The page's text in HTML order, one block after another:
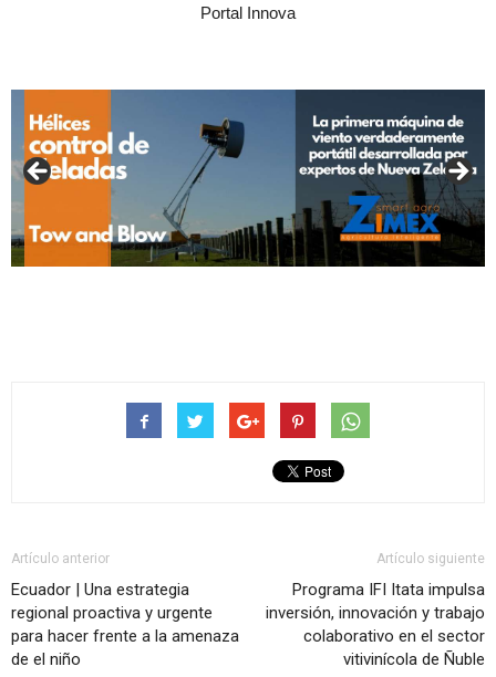
Portal Innova
Artículo anterior
Ecuador | Una estrategia
regional proactiva y urgente
para hacer frente a la amenaza
de el niño
Artículo siguiente
Programa IFI Itata impulsa
inversión, innovación y trabajo
colaborativo en el sector
vitivinícola de Ñuble